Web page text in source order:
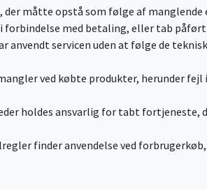
der måtte opstå som følge af
med betaling, eller tab
anvendt servicen uden at følge de
ved købte produkter, herunder
holdes ansvarlig for tabt fortjeneste,
finder anvendelse ved